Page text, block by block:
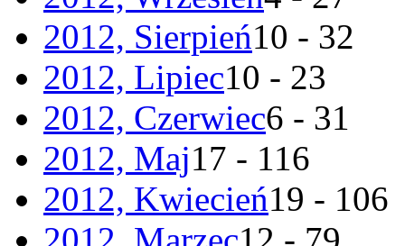
2012, Sierpień10 - 32
2012, Lipiec10 - 23
2012, Czerwiec6 - 31
2012, Maj17 - 116
2012, Kwiecień19 - 106